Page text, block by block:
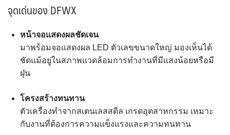
จุดเด่นของ DFWX
หน้าจอแสดงผลชัดเจน
มาพร้อมจอแสดงผล LED ตัวเลขขนาดใหญ่ มองเห็นได้
ชัดแม้อยู่ในสภาพแวดล้อมการทำงานที่มีแสงน้อยหรือมี
ฝุ่น
โครงสร้างทนทาน
ตัวเครื่องทำจากสเตนเลสสตีล เกรดอุตสาหกรรม เหมาะ
กับงานที่ต้องการความแข็งแรงและความทนทาน